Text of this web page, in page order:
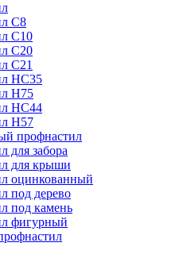
С8
С10
С20
С21
НС35
Н75
HC44
Н57
профнастил
для забора
для крыши
оцинкованный
под дерево
под камень
фигурный